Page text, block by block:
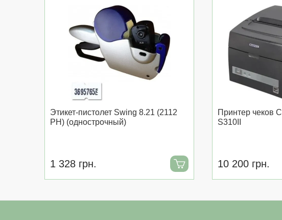
Этикет-пистолет Swing 8.21 (2112
PH) (однострочный)
1 328 грн.
Принтер чеков
S310II
10 200 грн.